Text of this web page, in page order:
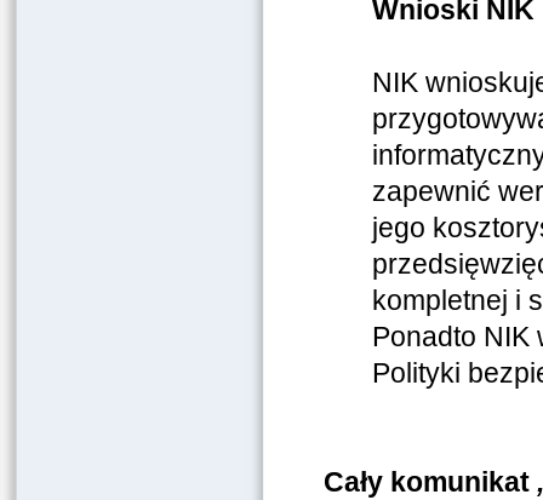
Wnioski NIK
NIK
zapewnić
jego
kompletnej i
Ponadto NIK
Polityki
Cały komunikat